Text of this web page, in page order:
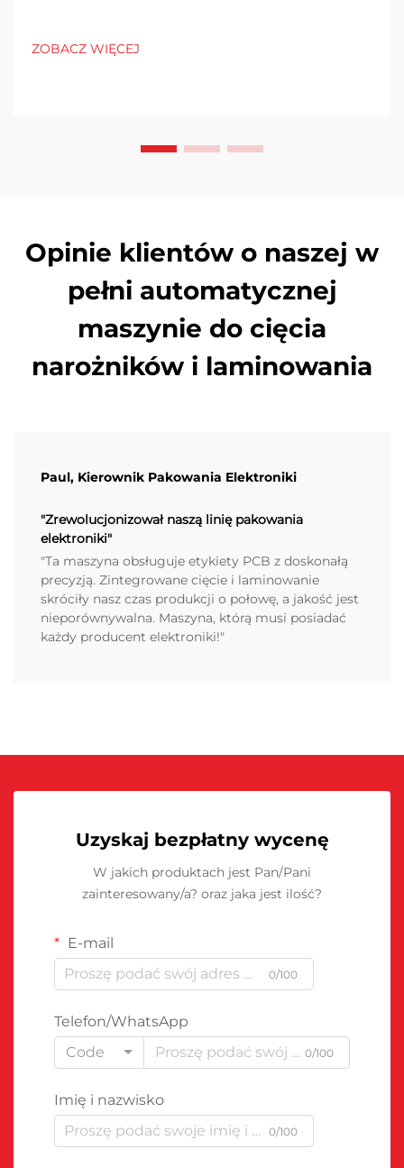
ZOBACZ WIĘCEJ
Opinie klientów o naszej w
pełni automatycznej
maszynie do cięcia
narożników i laminowania
Paul, Kierownik Pakowania Elektroniki
"Zrewolucjonizował naszą linię pakowania
elektroniki"
"Ta maszyna obsługuje etykiety PCB z doskonałą
precyzją. Zintegrowane cięcie i laminowanie
skróciły nasz czas produkcji o połowę, a jakość jest
nieporównywalna. Maszyna, którą musi posiadać
każdy producent elektroniki!"
Uzyskaj bezpłatny wycenę
W jakich produktach jest Pan/Pani
zainteresowany/a? oraz jaka jest ilość?
E-mail
0/100
Telefon/WhatsApp
Code
0/100
Imię i nazwisko
0/100